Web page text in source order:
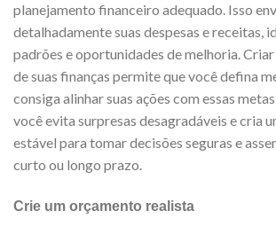
planejamento financeiro adequado. Isso
detalhadamente suas despesas e receitas,
padrões e oportunidades de melhoria.
de suas finanças permite que você defina
consiga alinhar suas ações com essas
você evita surpresas desagradáveis e cria
estável para tomar decisões seguras e
curto ou longo prazo.
Crie um orçamento realista